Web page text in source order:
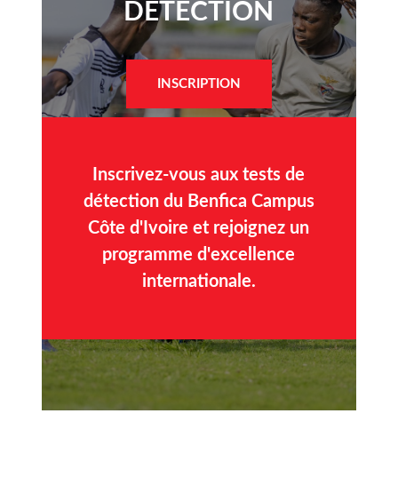
DETECTION​
INSCRIPTION
Inscrivez-vous aux tests de
détection du Benfica Campus
Côte d'Ivoire et rejoignez un
programme d'excellence
internationale.